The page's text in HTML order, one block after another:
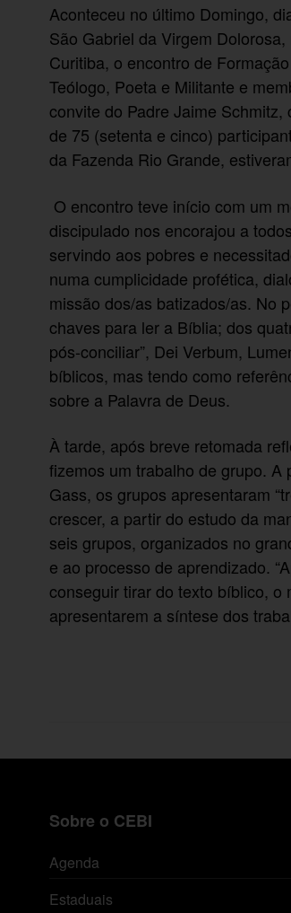
Aconteceu no último Domingo,
São Gabriel da Virgem
Curitiba, o encontro de
Teólogo, Poeta e Militante e
convite do Padre Jaime Schmitz,
de 75 (setenta e cinco)
da Fazenda Rio Grande,
O encontro teve início com um
discipulado nos encorajou a
servindo aos pobres e
numa cumplicidade profética,
missão dos/as batizados/as. No
chaves para ler a Bíblia; dos
pós-conciliar”, Dei Verbum,
bíblicos, mas tendo como
sobre a Palavra de Deus.
À tarde, após breve retomada
fizemos um trabalho de grupo. A
Gass, os grupos apresentaram
crescer, a partir do estudo da
seis grupos, organizados no
e ao processo de aprendizado.
conseguir tirar do texto bíblico, o
apresentarem a síntese dos
Sobre o CEBI
Agenda
Estaduais